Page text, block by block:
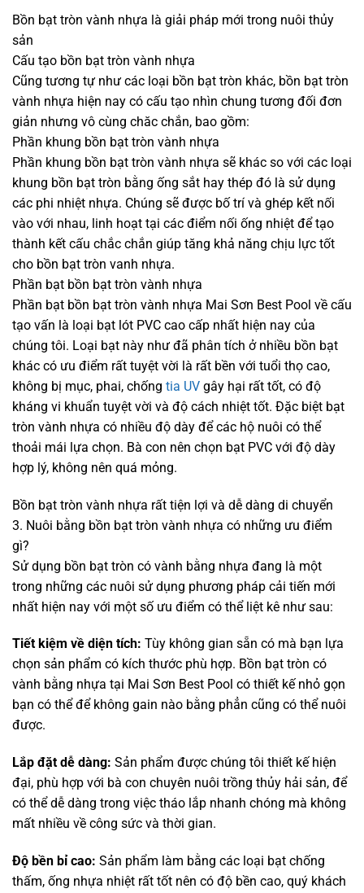
Bồn bạt tròn vành nhựa là giải pháp mới trong nuôi thủy
sản
Cấu tạo bồn bạt tròn vành nhựa
Cũng tương tự như các loại bồn bạt tròn khác, bồn bạt tròn
vành nhựa hiện nay có cấu tạo nhìn chung tương đối đơn
giản nhưng vô cùng chăc chắn, bao gồm:
Phần khung bồn bạt tròn vành nhựa
Phần khung bồn bạt tròn vành nhựa sẽ khác so với các loại
khung bồn bạt tròn bằng ống sắt hay thép đó là sử dụng
các phi nhiệt nhựa. Chúng sẽ được bố trí và ghép kết nối
vào với nhau, linh hoạt tại các điểm nối ống nhiệt để tạo
thành kết cấu chắc chắn giúp tăng khả năng chịu lực tốt
cho bồn bạt tròn vanh nhựa.
Phần bạt bồn bạt tròn vành nhựa
Phần bạt bồn bạt tròn vành nhựa Mai Sơn Best Pool về cấu
tạo vấn là loại bạt lót PVC cao cấp nhất hiện nay của
chúng tôi. Loại bạt này như đã phân tích ở nhiều bồn bạt
khác có ưu điểm rất tuyệt vời là rất bền với tuổi thọ cao,
không bị mục, phai, chống tia UV gây hại rất tốt, có độ
kháng vi khuẩn tuyệt vời và độ cách nhiệt tốt. Đặc biệt bạt
tròn vành nhựa có nhiều độ dày để các hộ nuôi có thể
thoải mái lựa chọn. Bà con nên chọn bạt PVC với độ dày
hợp lý, không nên quá mỏng.
Bồn bạt tròn vành nhựa rất tiện lợi và dễ dàng di chuyển
3. Nuôi bằng bồn bạt tròn vành nhựa có những ưu điểm
gì?
Sử dụng bồn bạt tròn có vành bằng nhựa đang là một
trong những các nuôi sử dụng phương pháp cải tiến mới
nhất hiện nay với một số ưu điểm có thể liệt kê như sau:
Tiết kiệm về diện tích: Tùy không gian sẵn có mà bạn lựa
chọn sản phẩm có kích thước phù hợp. Bồn bạt tròn có
vành bằng nhựa tại Mai Sơn Best Pool có thiết kế nhỏ gọn
bạn có thể để không gain nào bằng phẳn cũng có thể nuôi
được.
Lắp đặt dễ dàng: Sản phẩm được chúng tôi thiết kế hiện
đại, phù hợp với bà con chuyên nuôi trồng thủy hải sản, để
có thể dễ dàng trong việc tháo lắp nhanh chóng mà không
mất nhiều về công sức và thời gian.
Độ bền bỉ cao: Sản phẩm làm bằng các loại bạt chống
thấm, ống nhựa nhiệt rất tốt nên có độ bền cao, quý khách